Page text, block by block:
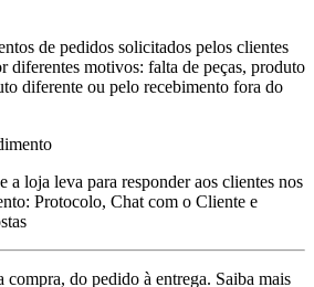
de pedidos solicitados pelos clientes
diferentes motivos: falta de peças, produto
diferente ou pelo recebimento fora do
a loja leva para responder aos clientes nos
Protocolo, Chat com o Cliente e
compra, do pedido à entrega. Saiba mais